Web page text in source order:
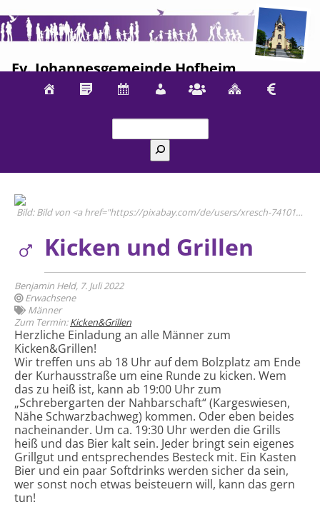
Ev. Johannesgemeinde Hofheim
Bild von <a href="https://pixabay.com/de/users/xresch-7410129/?utm_source=link-attribution&utm_medium=referral&utm_campaign=image&utm_content=3088905">Reto Scheiwiller</a> auf <a href="https://pixabay.com/de/?utm_source=link-attribution&utm_medium=referral&utm_campaign=image&utm_content=3088905">Pixabay</a>
Kicken und Grillen
Benjamin Held, 7. Juli 2022
Erwachsene
Männer
Zum Termin:Kicken&Grillen
Herzliche Einladung an alle Männer zum
Kicken&Grillen!
Wir treffen uns ab 18 Uhr auf dem Bolzplatz am Ende
der Kurhausstraße um eine Runde zu kicken. Wem
das zu heiß ist, kann ab 19:00 Uhr zum
„Schrebergarten der Nahbarschaft“ (Kargeswiesen,
Nähe Schwarzbachweg) kommen. Oder eben beides
nacheinander. Um ca. 19:30 Uhr werden die Grills
heiß und das Bier kalt sein. Jeder bringt sein eigenes
Grillgut und entsprechendes Besteck mit. Ein Kasten
Bier und ein paar Softdrinks werden sicher da sein,
wer sonst noch etwas beisteuern will, kann das gern
tun!